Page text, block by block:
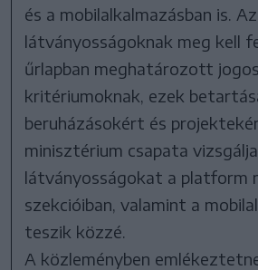
és a mobilalkalmazásban is.
látványosságoknak meg kell
űrlapban meghatározott
kritériumoknak, ezek
beruházásokért és
minisztérium csapata
látványosságokat a platform
szekcióiban, valamint a
teszik közzé.
A közleményben